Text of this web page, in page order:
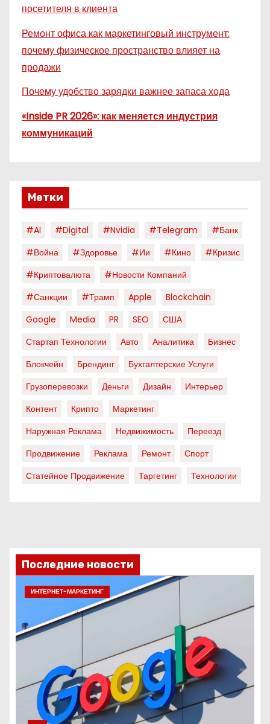
посетителя в клиента
Ремонт офиса как маркетинговый инструмент:
почему физическое пространство влияет на
продажи
Почему удобство зарядки важнее запаса хода
«Inside PR 2026»: как меняется индустрия
коммуникаций
Метки
#AI #digital #nvidia #telegram
#банк
#война
#здоровье #ии #кино
#кризис
#криптовалюта
#новости Компаний
#санкции
#трамп Apple
Blockchain
Google
Media PR SEO
США
Стартап Технологии
Авто Аналитика
Бизнес
Блокчейн
Брендинг
Бухгалтерские Услуги
Грузоперевозки
Деньги Дизайн
Интерьер
Контент
Крипто
Маркетинг
Наружная Реклама
Недвижимость
Переезд
Продвижение
Реклама Ремонт
Спорт
Статейное Продвижение
Таргетинг Технологии
Последние новости
ИНТЕРНЕТ-МАРКЕТИНГ